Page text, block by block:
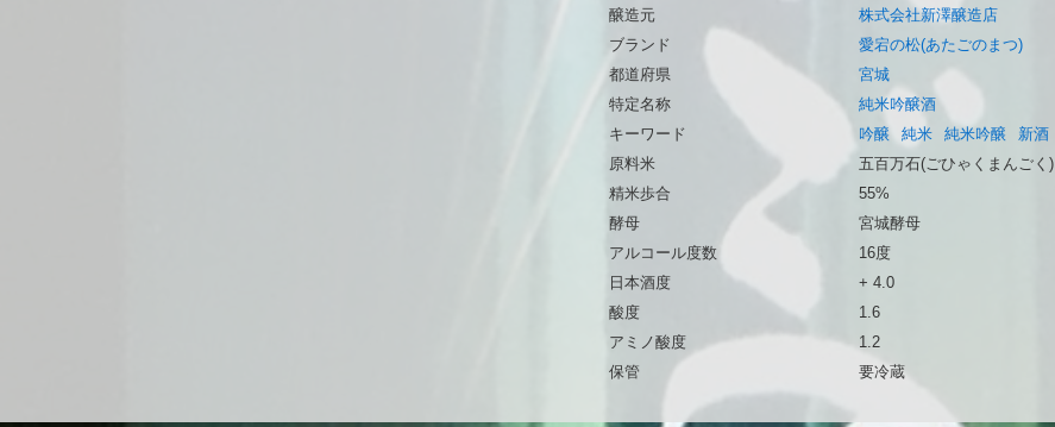
醸造元
株式会社新澤醸造店
ブランド
愛宕の松(あたごのまつ)
都道府県
宮城
特定名称
純米吟醸酒
キーワード
吟醸 純米 純米吟醸 新酒
原料米
五百万石(ごひゃくまんごく)
精米歩合
55%
酵母
宮城酵母
アルコール度数
16度
日本酒度
+ 4.0
酸度
1.6
アミノ酸度
1.2
保管
要冷蔵